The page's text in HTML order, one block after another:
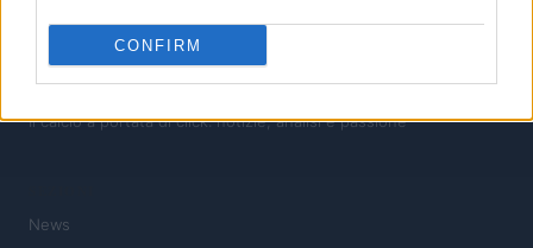
CONFIRM
Il calcio a portata di click: notizie, analisi e passione
News